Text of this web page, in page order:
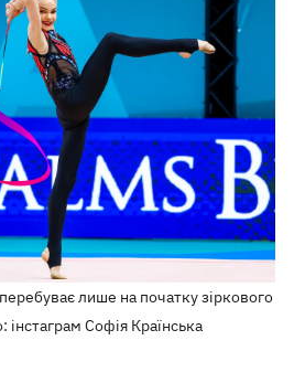
лише на початку зіркового
інстаграм Софія Країнська